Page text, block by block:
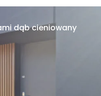
dąb cieniowany